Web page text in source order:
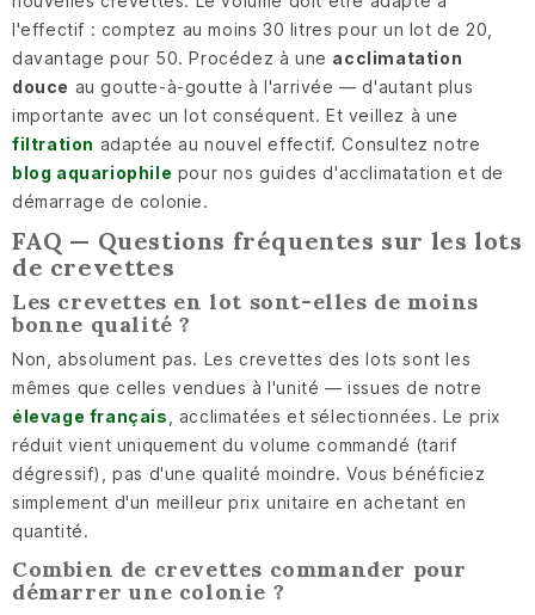
l'effectif : comptez au moins 30 litres pour un lot de 20,
davantage pour 50. Procédez à une acclimatation
douce au goutte-à-goutte à l'arrivée — d'autant plus
importante avec un lot conséquent. Et veillez à une
filtration adaptée au nouvel effectif. Consultez notre
blog aquariophile pour nos guides d'acclimatation et de
démarrage de colonie.
FAQ — Questions fréquentes sur les lots
de crevettes
Les crevettes en lot sont-elles de moins
bonne qualité ?
Non, absolument pas. Les crevettes des lots sont les
mêmes que celles vendues à l'unité — issues de notre
élevage français , acclimatées et sélectionnées. Le prix
réduit vient uniquement du volume commandé (tarif
dégressif), pas d'une qualité moindre. Vous bénéficiez
simplement d'un meilleur prix unitaire en achetant en
quantité.
Combien de crevettes commander pour
démarrer une colonie ?